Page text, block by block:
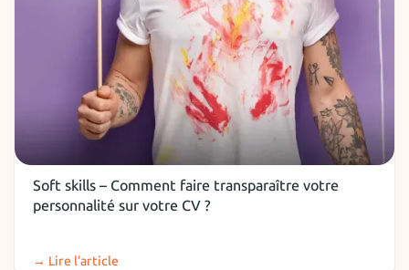
CV
Soft skills – Comment faire transparaître votre
personnalité sur votre CV ?
→ Lire l’article